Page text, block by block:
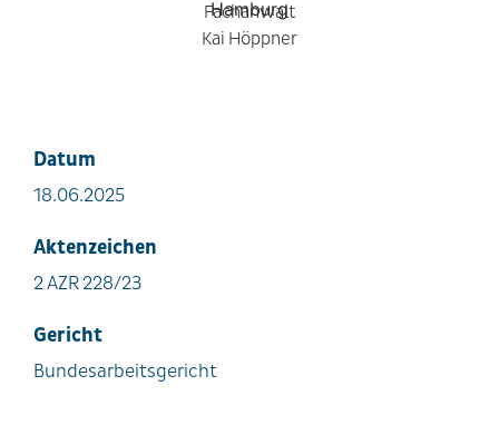
Fachanwalt
Kai Höppner
Datum
18.06.2025
Aktenzeichen
2 AZR 228/23
Gericht
Bundesarbeitsgericht